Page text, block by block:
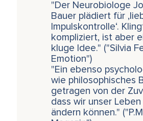
"Der Neurobiologe
Bauer plädiert für
Impulskontrolle‘.
kompliziert, ist aber
kluge Idee." ("Silvia
Emotion")
"Ein ebenso
wie philosophisches
getragen von der
dass wir unser Leben
ändern können."